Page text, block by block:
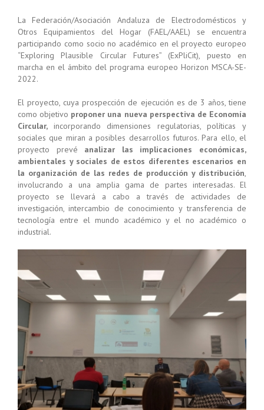
La Federación/Asociación Andaluza de Electrodomésticos y
Otros Equipamientos del Hogar (FAEL/AAEL) se encuentra
participando como socio no académico en el proyecto europeo
“Exploring Plausible Circular Futures” (ExPliCit), puesto en
marcha en el ámbito del programa europeo Horizon MSCA-SE-
2022.
El proyecto, cuya prospección de ejecución es de 3 años, tiene
como objetivo proponer una nueva perspectiva de Economía
Circular, incorporando dimensiones regulatorias, políticas y
sociales que miran a posibles desarrollos futuros. Para ello, el
proyecto prevé analizar las implicaciones económicas,
ambientales y sociales de estos diferentes escenarios en
la organización de las redes de producción y distribución,
involucrando a una amplia gama de partes interesadas. El
proyecto se llevará a cabo a través de actividades de
investigación, intercambio de conocimiento y transferencia de
tecnología entre el mundo académico y el no académico o
industrial.